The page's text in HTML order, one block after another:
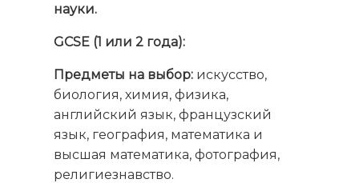
науки.
GCSE (1 или 2 года):
Предметы на выбор: искусство,
биология, химия, физика,
английский язык, французский
язык, география, математика и
высшая математика, фотография,
религиезнавство.